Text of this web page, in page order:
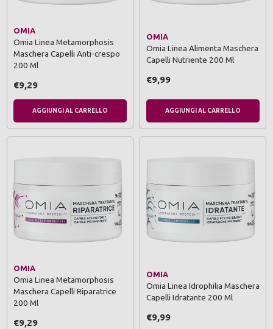
OMIA
Omia Linea Metamorphosis
Maschera Capelli Anti-crespo
200 Ml
€9,29
AGGIUNGI AL CARRELLO
OMIA
Omia Linea Alimenta Maschera
Capelli Nutriente 200 Ml
€9,99
AGGIUNGI AL CARRELLO
OMIA
Omia Linea Metamorphosis
Maschera Capelli Riparatrice
200 Ml
€9,29
OMIA
Omia Linea Idrophilia Maschera
Capelli Idratante 200 Ml
€9,99